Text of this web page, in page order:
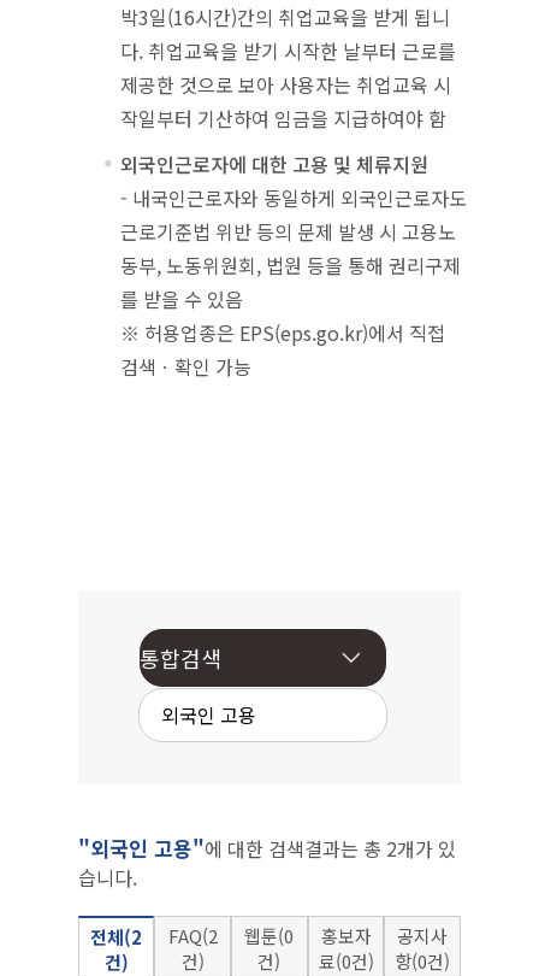
박3일(16시간)간의 취업교육을 받게 됩니
다. 취업교육을 받기 시작한 날부터 근로를
제공한 것으로 보아 사용자는 취업교육 시
작일부터 기산하여 임금을 지급하여야 함
외국인근로자에 대한 고용 및 체류지원
- 내국인근로자와 동일하게 외국인근로자도
근로기준법 위반 등의 문제 발생 시 고용노
동부, 노동위원회, 법원 등을 통해 권리구제
를 받을 수 있음
※ 허용업종은 EPS(eps.go.kr)에서 직접
검색ㆍ확인 가능
"외국인 고용"에 대한 검색결과는 총 2개가 있
습니다.
전체(2
건)
FAQ(2
건)
웹툰(0
건)
홍보자
료(0건)
공지사
항(0건)